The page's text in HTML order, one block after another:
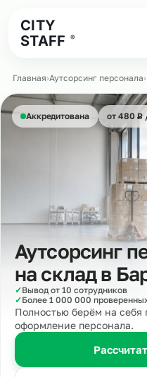
CITY
STAFF
®
Главная›Аутсорсинг персонала›
Аккредитована от 480 ₽
Р
Аутсорсинг
на склад в
✓Вывод от 10 сотрудников
✓Более 1 000 000
Полностью берём на себя
оформление персонала.